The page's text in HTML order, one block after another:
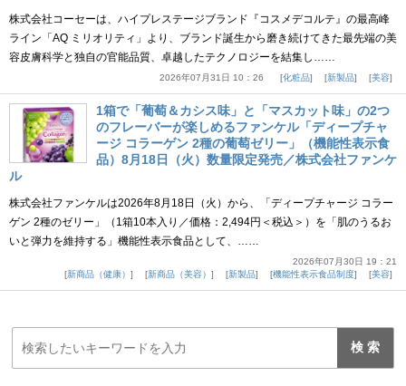
株式会社コーセーは、ハイプレステージブランド『コスメデコルテ』の最高峰
ライン「AQ ミリオリティ」より、ブランド誕生から磨き続けてきた最先端の美
容皮膚科学と独自の官能品質、卓越したテクノロジーを結集し……
2026年07月31日 10：26 化粧品 新製品 美容
1箱で「葡萄＆カシス味」と「マスカット味」の2つ
のフレーバーが楽しめるファンケル「ディープチャ
ージ コラーゲン 2種の葡萄ゼリー」（機能性表示食
品）8月18日（火）数量限定発売／株式会社ファンケ
ル
株式会社ファンケルは2026年8月18日（火）から、「ディープチャージ コラー
ゲン 2種のゼリー」（1箱10本入り／価格：2,494円＜税込＞）を「肌のうるお
いと弾力を維持する」機能性表示食品として、……
2026年07月30日 19：21
新商品（健康）
新商品（美容） 新製品 機能性表示食品制度 美容